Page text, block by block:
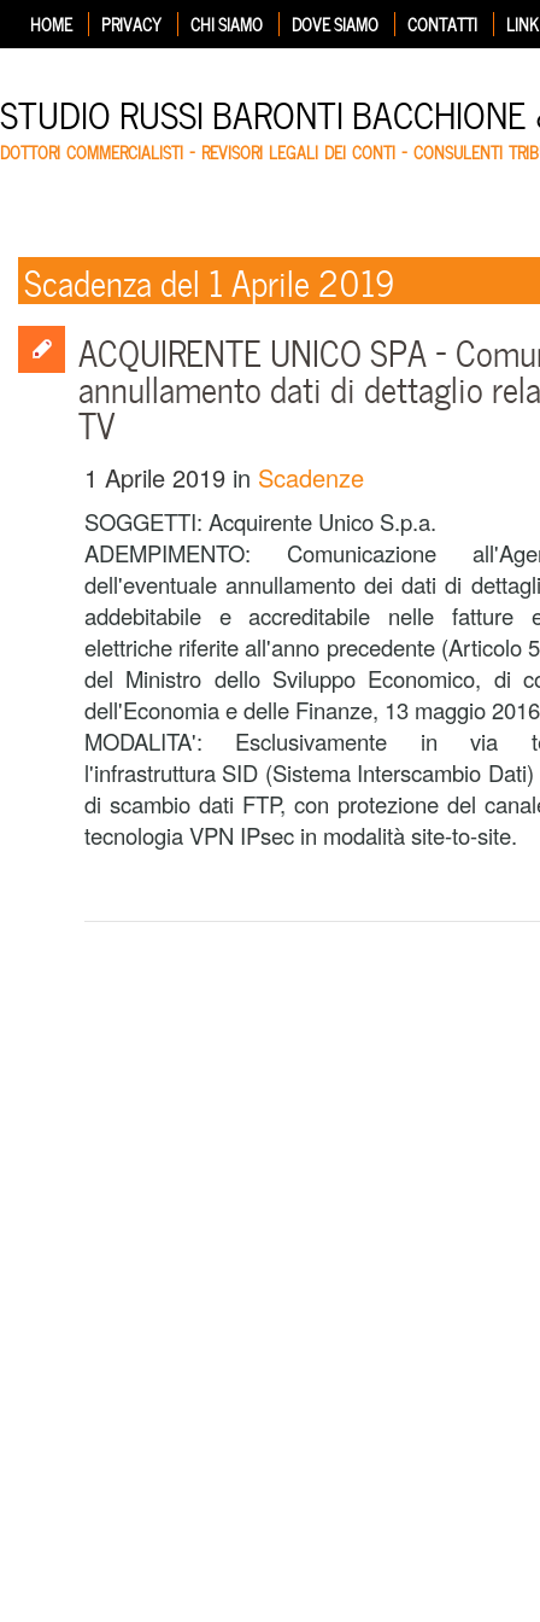
HOME PRIVACY CHI SIAMO DOVE SIAMO CONTATTI LINK
STUDIO RUSSI BARONTI
DOTTORI COMMERCIALISTI – REVISORI LEGALI DEI CONTI – CONSULENTI
Scadenza del 1 Aprile 2019
ACQUIRENTE UNICO SPA –
annullamento dati di dettaglio
TV
1 Aprile 2019 in Scadenze
SOGGETTI: Acquirente Unico S.p.a.
ADEMPIMENTO: Comunicazione
dell'eventuale annullamento dei dati di
addebitabile e accreditabile nelle fatture
elettriche riferite all'anno precedente (Articolo
del Ministro dello Sviluppo Economico, di
dell'Economia e delle Finanze, 13 maggio
MODALITA': Esclusivamente in via
l'infrastruttura SID (Sistema Interscambio
di scambio dati FTP, con protezione del
tecnologia VPN IPsec in modalità site-to-site.